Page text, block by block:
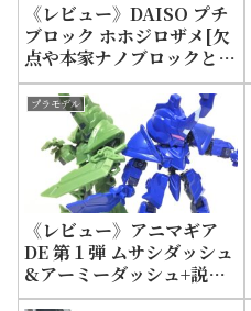
《レビュー》DAISO プチ
ブロック ホホジロザメ[欠
点や本家ナノブロックとの
違い]
プラモデル
《レビュー》アニマギア
DE 第１弾 ムサシダッシュ
&アーミーダッシュ+説明
書